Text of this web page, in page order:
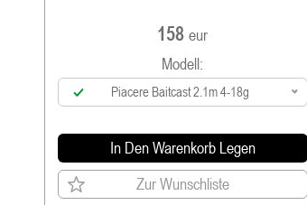
158eur
Modell:
Piacere Baitcast 2.1m 4-18g
In Den Warenkorb Legen
Zur Wunschliste